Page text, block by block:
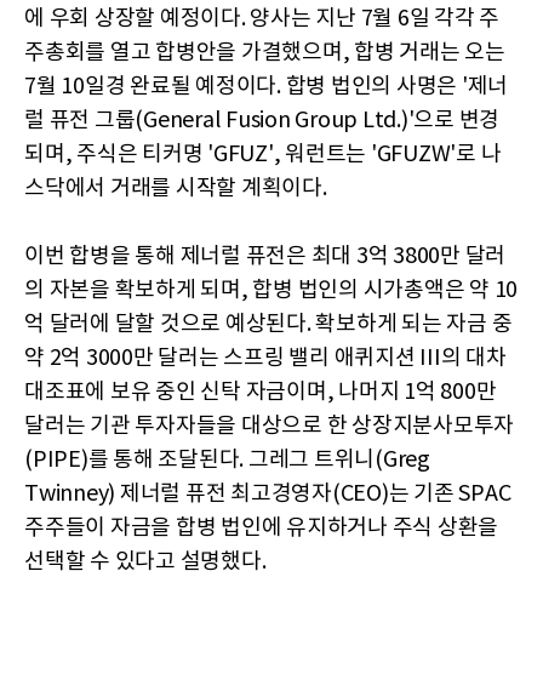
에 우회 상장할 예정이다. 양사는 지난 7월 6일 각각 주
주총회를 열고 합병안을 가결했으며, 합병 거래는 오는
7월 10일경 완료될 예정이다. 합병 법인의 사명은 '제너
럴 퓨전 그룹(General Fusion Group Ltd.)'으로 변경
되며, 주식은 티커명 'GFUZ', 워런트는 'GFUZW'로 나
스닥에서 거래를 시작할 계획이다.
이번 합병을 통해 제너럴 퓨전은 최대 3억 3800만 달러
의 자본을 확보하게 되며, 합병 법인의 시가총액은 약 10
억 달러에 달할 것으로 예상된다. 확보하게 되는 자금 중
약 2억 3000만 달러는 스프링 밸리 애퀴지션 III의 대차
대조표에 보유 중인 신탁 자금이며, 나머지 1억 800만
달러는 기관 투자자들을 대상으로 한 상장지분사모투자
(PIPE)를 통해 조달된다. 그레그 트위니(Greg
Twinney) 제너럴 퓨전 최고경영자(CEO)는 기존 SPAC
주주들이 자금을 합병 법인에 유지하거나 주식 상환을
선택할 수 있다고 설명했다.